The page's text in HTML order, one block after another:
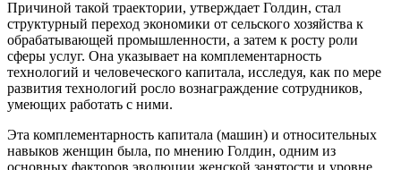
Причиной такой траектории, утверждает Голдин, стал
структурный переход экономики от сельского хозяйства к
обрабатывающей промышленности, а затем к росту роли
сферы услуг. Она указывает на комплементарность
технологий и человеческого капитала, исследуя, как по мере
развития технологий росло вознаграждение сотрудников,
умеющих работать с ними.
Эта комплементарность капитала (машин) и относительных
навыков женщин была, по мнению Голдин, одним из
основных факторов эволюции женской занятости и уровне